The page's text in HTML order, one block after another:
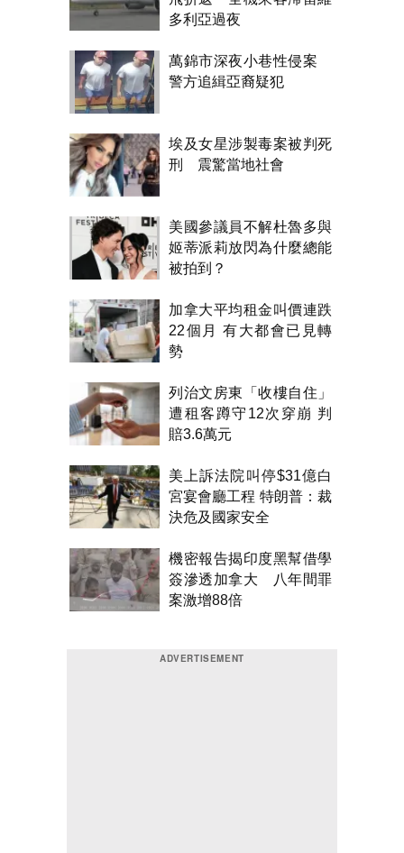
多利亞過夜
萬錦市深夜小巷性侵案
警方追緝亞裔疑犯
埃及女星涉製毒案被判死
刑 震驚當地社會
美國參議員不解杜魯多與
姬蒂派莉放閃為什麼總能
被拍到？
加拿大平均租金叫價連跌
22個月 有大都會已見轉
勢
列治文房東「收樓自住」
遭租客蹲守12次穿崩 判
賠3.6萬元
美上訴法院叫停$31億白
宮宴會廳工程 特朗普：裁
決危及國家安全
機密報告揭印度黑幫借學
簽滲透加拿大 八年間罪
案激增88倍